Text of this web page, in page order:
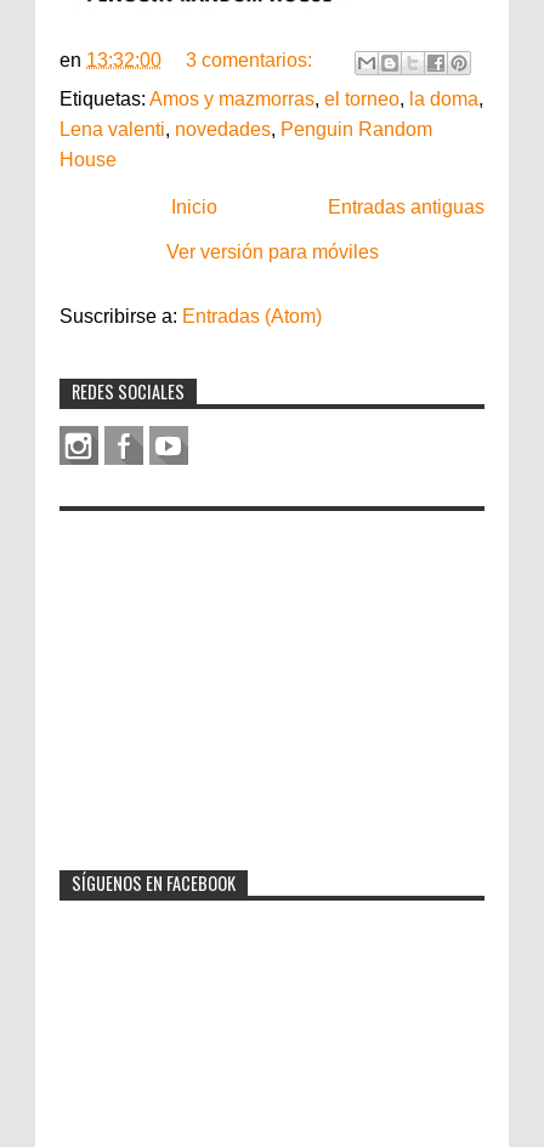
en 13:32:00
3 comentarios:
Etiquetas: Amos y mazmorras, el torneo, la doma,
Lena valenti, novedades, Penguin Random
House
Entradas antiguas
Inicio
Ver versión para móviles
Suscribirse a: Entradas (Atom)
REDES SOCIALES
SÍGUENOS EN FACEBOOK